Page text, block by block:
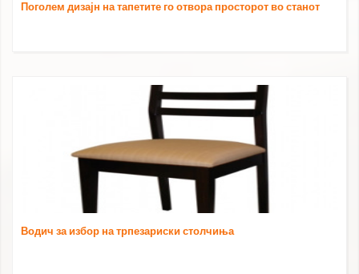
Поголем дизајн на тапетите го отвора просторот во станот
Водич за избор на трпезариски столчиња